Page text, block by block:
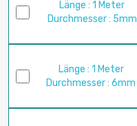
Länge : 1 Meter
Durchmesser : 5mm
Länge : 1 Meter
Durchmesser : 6mm